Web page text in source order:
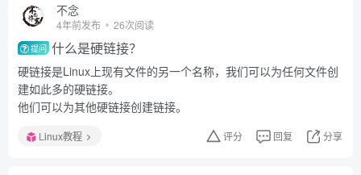
不念
4年前发布 26次阅读
提问 什么是硬链接？
硬链接是Linux上现有文件的另一个名称，我们可以为任何文件创
建如此多的硬链接。
他们可以为其他硬链接创建链接。
Linux教程 评分 回复 分享